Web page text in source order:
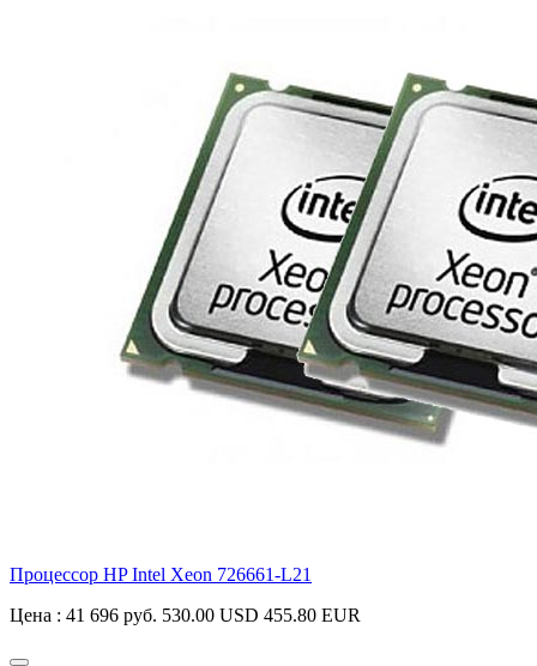
Процессор HP Intel Xeon 726661-L21
Цена : 41 696 руб. 530.00 USD 455.80 EUR